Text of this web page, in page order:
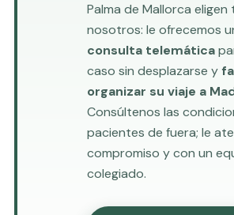
Palma de Mallorca
nosotros: le ofrecemos
consulta telemática
caso sin desplazarse y
organizar su viaje a
Consúltenos las
pacientes de fuera; le
compromiso y con un
colegiado.